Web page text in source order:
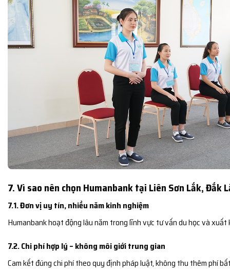
7. Vì sao nên chọn Humanbank tại Liên Sơn Lắk, Đắk
7.1. Đơn vị uy tín, nhiều năm kinh nghiệm
Humanbank hoạt động lâu năm trong lĩnh vực tư vấn du học và xuất
7.2. Chi phí hợp lý – không môi giới trung gian
Cam kết đúng chi phí theo quy định pháp luật, không thu thêm phí